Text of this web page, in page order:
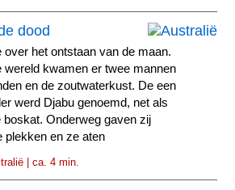
dood
over het ontstaan van de maan.
wereld kwamen er twee mannen
en de zoutwaterkust. De een
werd Djabu genoemd, net als
boskat. Onderweg gaven zij
plekken en ze aten
| ca. 4 min.